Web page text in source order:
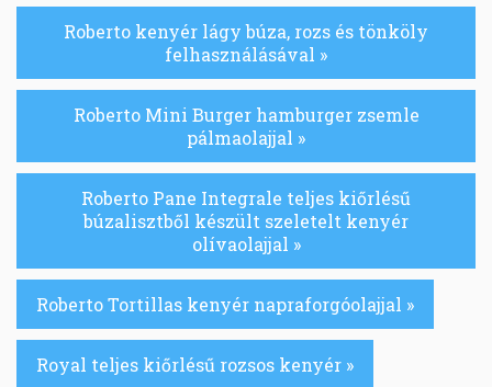
Roberto kenyér lágy búza, rozs és tönköly
felhasználásával »
Roberto Mini Burger hamburger zsemle
pálmaolajjal »
Roberto Pane Integrale teljes kiőrlésű
búzalisztből készült szeletelt kenyér
olívaolajjal »
Roberto Tortillas kenyér napraforgóolajjal »
Royal teljes kiőrlésű rozsos kenyér »